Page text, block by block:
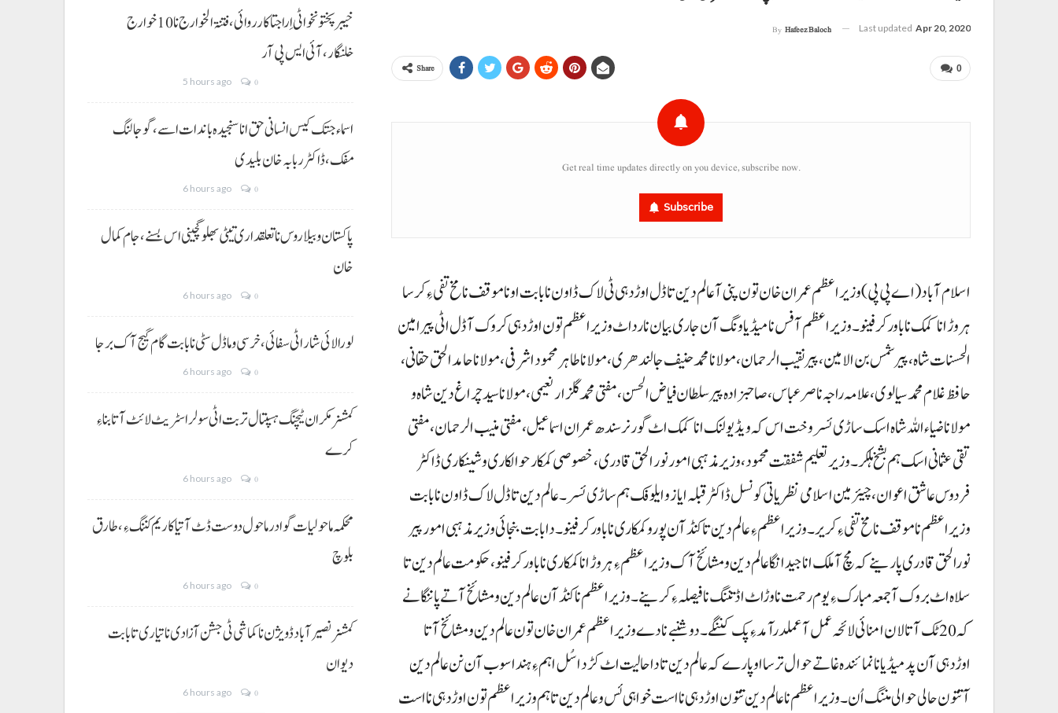
By Hafeez Baloch Last updated Apr 20, 2020
0
Share
Get real time updates directly on you device, subscribe now.
Subscribe
اسلام آباد (اے پی پی) وزیراعظم عمران خان تون پنی آ عالم دین تا ڈل اوڑدہی ٹی لاک ڈاو ن نا بابت اونا موقف نا مخ تفی ءِ کرسا
ہروڑ انا کمک نا باور کرفینو۔ وزیراعظم آفس نا میڈیا ونگ آن جاری بیان نا رداٹ وزیراعظم تون اوڑدہی کروک آ ڈل اٹی پیر امین
الحسنات شاہ، پیر شمس بن الامین، پیر نقیب الرحمان، مولانا محمد حنیف جالندھری، مولانا طاہر محمود اشرفی، مولانا حامد الحق حقانی،
حافظ غلام محمد سیالوی، علامہ راجہ ناصر عباس، صاحبزادہ پیر سلطان فیاض الحسن، مفتی محمد گلزار نعیمی، مولانا سید چراغ دین شاہ و
مولانا ضیاءاللہ شاہ اسک ساڑی ئسر وخت اس کہ ویڈیو لنک انا کمک اٹ گورنر سندھ عمران اسماعیل، مفتی منیب الرحمان، مفتی
تقی عثمانی اسک ہم بشخ ہلکر۔ وزیر تعلیم شفقت محمود، وزیر مذہبی امور نور الحق قادری، خصوصی کمکار حوالکاری و شینکاری ڈاکٹر
فردوس عاشق اعوان ، چیئرمین اسلامی نظریاتی کونسل ڈاکٹر قبلہ ایاز و ایلوفک ہم ساڑی ئسر۔ عالم دین تا ڈل لاک ڈاو ن نا بابت
وزیراعظم نا موقف نا مخ تفی ءِ کریر۔ وزیراعظم ءِ عالم دین تا کنڈآن پورو کمکاری نا باور کرفینو۔ دا بابت بنجائی وزیر مذہبی امور پیر
نورالحق قادری پارینے کہ مچ آ ملک انا جید انگا عالم دین و مشائخ آک وزیراعظم ءِ ہر وڑ انا کمکاری نا باور کرفینو، حکومت عالم دین تا
سلاہ اٹ بروک آ جمعہ مبارک ءِ یوم رحمت نا وڑاٹ اڈتننگ نا فیصلہ ءِ کرینے۔ وزیراعظم نا کنڈ آن عالم دین و مشائخ آتے پاننگانے
کہ 20 ٹک آ تالان امنائی لائحہ عمل آ عملدرآمد ءِ پک کننگے۔ دوشنبے نادے وزیراعظم عمران خان تون عالم دین و مشائخ آتا
اوڑدہی آن پد میڈیا نا نمائندہ غاتے حوال ترسا اوپارے کہ عالم دین تا دا حالیت اٹ کڑد اسُل اہم ءِ ہندا سوب آن نن عالم دین
آتتون حالی حوالی مننگ اُن۔ وزیراعظم نا عالم دین تتون اوڑدہی نا است خواہی ئس و عالم دین تا ہم وزیراعظم تون اوڑدہی نا است
خیبر پختونخوا ٹی اِرا جتا کارروائی، فتنۃ الخوارج نا 10خوارج
خلنگار،آئی ایس پی آر
5 hours ago 0
اسماء جتک کیس انسانی حق انا سنجیدہ باندات اسے، گوجالنگ
مفک،ڈاکٹر ربابہ خان بلیدی
6 hours ago 0
پاکستان و بیلاروس نا تعلقداری تیٹی بھلو گچینی اس بسنے، جام کمال
خان
6 hours ago 0
لورالائی شار اٹی سفائی، خرسی و ماڈل سٹی نا بابت گام گیج آک برجا
6 hours ago 0
کمشنر مکران ٹیچنگ ہسپتال تربت اٹی سولر اسٹریٹ لائٹ آتا بناءِ
کرے
6 hours ago 0
محکمہ ماحولیات گوادر ماحول دوست ڈٹ آتیا کاریم کننگ ءِ، طارق
بلوچ
6 hours ago 0
کمشنر نصیر آباد ڈویژن نا کماشی ٹی جشن آزادی نا تیاری تا بابت
دیوان
6 hours ago 0